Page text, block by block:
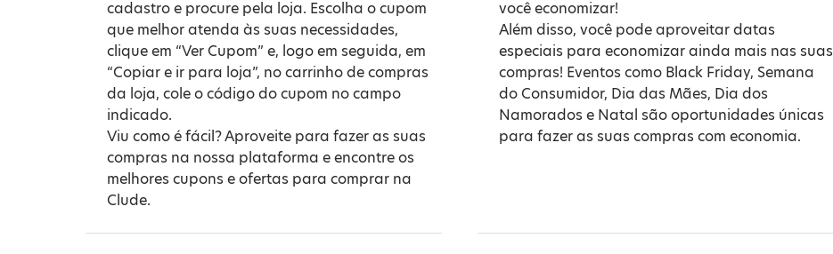
cadastro e procure pela loja. Escolha o cupom
que melhor atenda às suas necessidades,
clique em “Ver Cupom” e, logo em seguida, em
“Copiar e ir para loja”, no carrinho de compras
da loja, cole o código do cupom no campo
indicado.
Viu como é fácil? Aproveite para fazer as suas
compras na nossa plataforma e encontre os
melhores cupons e ofertas para comprar na
Clude.
você economizar!
Além disso, você pode aproveitar datas
especiais para economizar ainda mais nas suas
compras! Eventos como Black Friday, Semana
do Consumidor, Dia das Mães, Dia dos
Namorados e Natal são oportunidades únicas
para fazer as suas compras com economia.